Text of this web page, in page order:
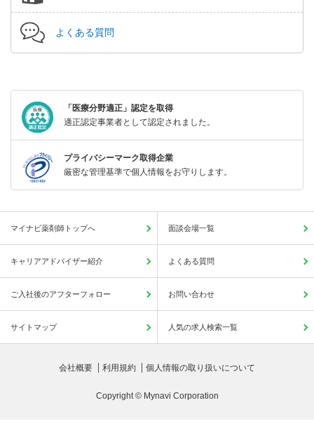
よくある質問
「医療分野適正」認定を取得
適正認定事業者として認定されました。
プライバシーマーク取得企業
厳密な管理基準で個人情報をお守りします。
マイナビ薬剤師トップへ 面談会場一覧
キャリアアドバイザー紹介 よくある質問
ご入社後のアフターフォロー お問い合わせ
サイトマップ 人気の求人検索一覧
会社概要 利用規約 個人情報の取り扱いについて
Copyright © Mynavi Corporation